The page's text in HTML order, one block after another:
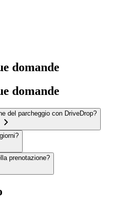
domande
domande
del parcheggio con DriveDrop?
prenotazione?